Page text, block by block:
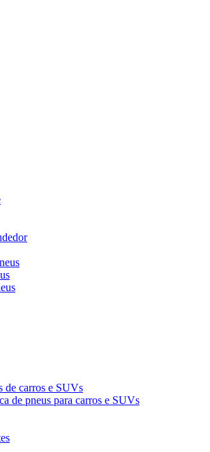
de carros e SUVs
de pneus para carros e SUVs